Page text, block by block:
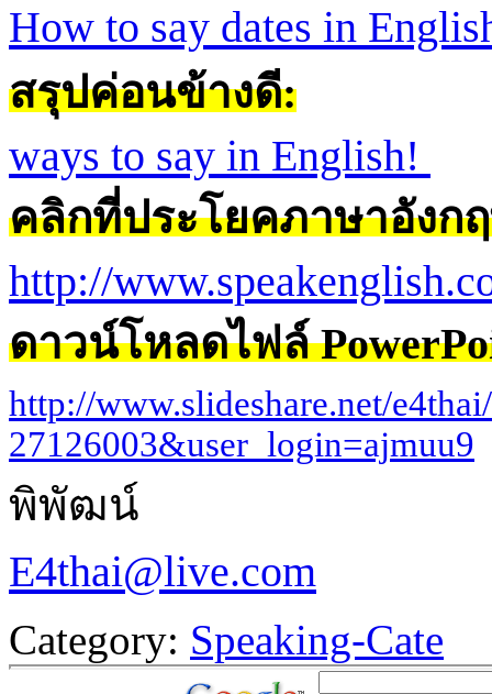
How to say dates in
สรุปค่อนข้างดี:
ways to say in English!
คลิกที่ประโยคภาษาอังก
http://
ดาวน์โหลดไฟล์
http://www.slideshare.net/
27126003&user_login=ajmuu9
พิพัฒน์
E4thai@live.com
Category: Speaking-Cate